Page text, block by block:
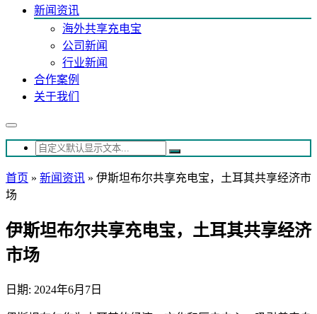
新闻资讯
海外共享充电宝
公司新闻
行业新闻
合作案例
关于我们
首页 » 新闻资讯 » 伊斯坦布尔共享充电宝，土耳其共享经济市
场
伊斯坦布尔共享充电宝，土耳其共享经济
市场
日期: 2024年6月7日